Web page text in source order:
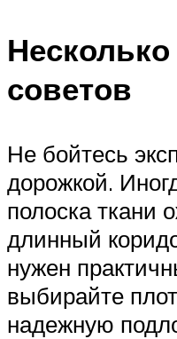
советов
Не бойтесь
дорожкой.
полоска ткани
длинный
нужен
выбирайте
надежную